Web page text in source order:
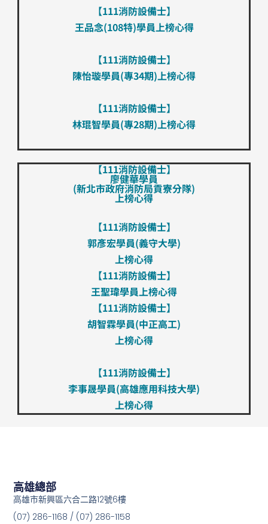
【111消防設備士】
王品念(108特)學員​​上榜心得
【111消防設備士】
陳怡璇學員​​(專34期)上榜心得
【111消防設備士】
林琨智學員​​(專28期)上榜心得
【111消防設備士】
廖健華學員
​​(新北市政府消防局貢寮分隊)
上榜心得
【111消防設備士】
郭彥宏學員​​(義守大學)
上榜心得
【111消防設備士】
王聖瑋學員​​上榜心得
【111消防設備士】
胡智霖學員​​(中正高工)
上榜心得
【111消防設備士】
李事晟學員​​(高雄應用科技大學)
上榜心得
高雄總部
高雄市新興區六合二路12號6樓
(07) 286-1168 / (07) 286-1158